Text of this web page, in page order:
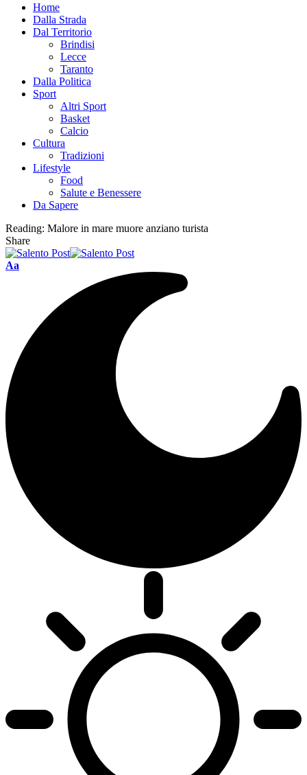
Home
Dalla Strada
Dal Territorio
Brindisi
Lecce
Taranto
Dalla Politica
Sport
Altri Sport
Basket
Calcio
Cultura
Tradizioni
Lifestyle
Food
Salute e Benessere
Da Sapere
Reading: Malore in mare muore anziano turista
Share
Aa